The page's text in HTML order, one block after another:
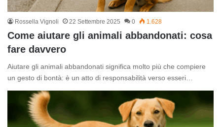
Rossella Vignoli 22 Settembre 2025 0 1.628
Come aiutare gli animali abbandonati: cosa
fare davvero
Aiutare gli animali abbandonati significa molto più che compiere
un gesto di bontà: è un atto di responsabilità verso esseri…